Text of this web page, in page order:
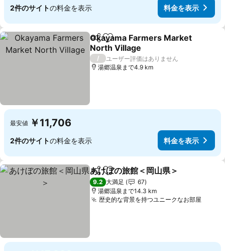
2件のサイトの料金を表示 料金を表示
シェアお気に入りに追加
Okayama Farmers Market
North Village
/
ユーザー評価はありません
湯郷温泉まで4.9 km
最安値 ￥11,706
2件のサイトの料金を表示 料金を表示
シェアお気に入りに追加
あけぼの旅館＜岡山県＞
9.2 大満足
67
湯郷温泉まで14.3 km
歴史的な背景を持つユニークなお部屋